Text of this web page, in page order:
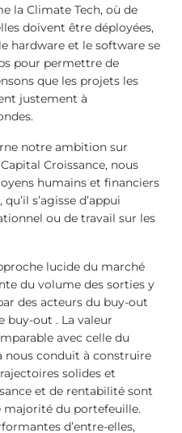
la Climate Tech, où de
doivent être déployées,
hardware et le software se
pour permettre de
que les projets les
justement à
notre ambition sur
Croissance, nous
humains et financiers
s’agisse d’appui
ou de travail sur les
lucide du marché
du volume des sorties y
des acteurs du buy-out
buy-out . La valeur
avec celle du
nous conduit à construire
solides et
et de rentabilité sont
majorité du portefeuille.
d’entre-elles,